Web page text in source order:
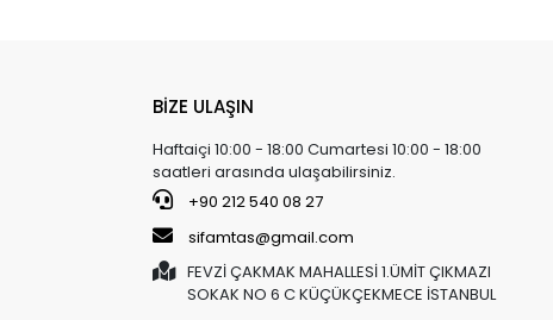
BİZE ULAŞIN
Haftaiçi 10:00 - 18:00 Cumartesi 10:00 - 18:00
saatleri arasında ulaşabilirsiniz.
+90 212 540 08 27
sifamtas@gmail.com
FEVZİ ÇAKMAK MAHALLESİ 1.ÜMİT ÇIKMAZI
SOKAK NO 6 C KÜÇÜKÇEKMECE İSTANBUL